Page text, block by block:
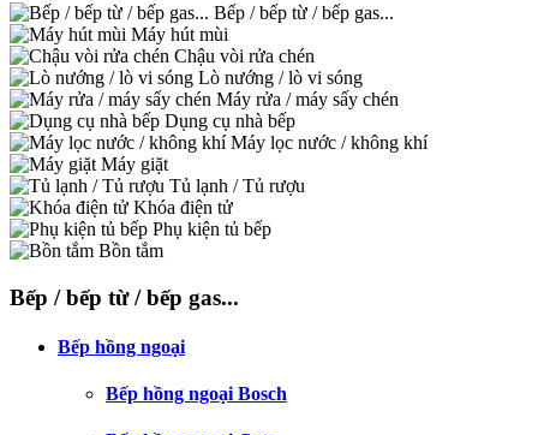
Bếp / bếp từ / bếp gas...
Máy hút mùi
Chậu vòi rửa chén
Lò nướng / lò vi sóng
Máy rửa / máy sấy chén
Dụng cụ nhà bếp
Máy lọc nước / không khí
Máy giặt
Tủ lạnh / Tủ rượu
Khóa điện tử
Phụ kiện tủ bếp
Bồn tắm
Bếp / bếp từ / bếp gas...
Bếp hồng ngoại
Bếp hồng ngoại Bosch